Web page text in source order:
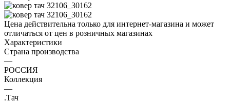
Цена действительна только для интернет-магазина и может
отличаться от цен в розничных магазинах
Характеристики
Страна производства
—
РОССИЯ
Коллекция
—
.Тач